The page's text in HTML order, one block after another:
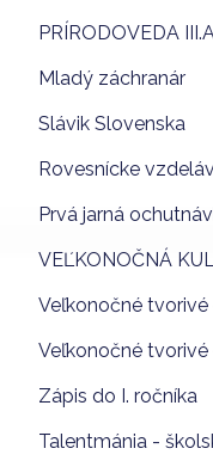
PRÍRODOVEDA
Mladý záchranár
Slávik Slovenska
Rovesnícke
Prvá jarná
VEĽKONOČNÁ
Veľkonočné tvorivé
Veľkonočné tvorivé
Zápis do I. ročníka
Talentmánia -